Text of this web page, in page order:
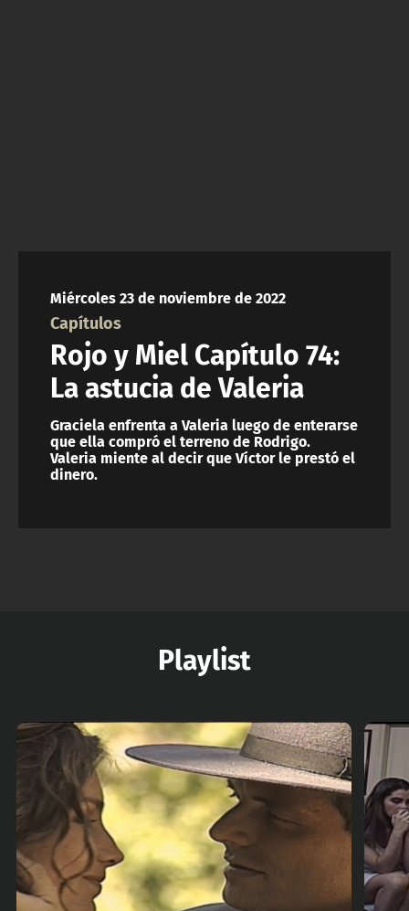
Miércoles 23 de noviembre de 2022
Capítulos
Rojo y Miel Capítulo 74:
La astucia de Valeria
Graciela enfrenta a Valeria luego de enterarse
que ella compró el terreno de Rodrigo.
Valeria miente al decir que Víctor le prestó el
dinero.
Playlist